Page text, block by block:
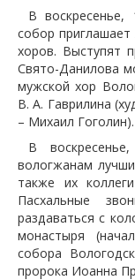
В воскресенье,
собор
хоров. Выступят
Свято-Данилова
мужской хор
В. А. Гаврилина
– Михаил Гоголин).
В
вологжанам
также их
Пасхальные
раздаваться с
монастыря
собора
пророка Иоанна